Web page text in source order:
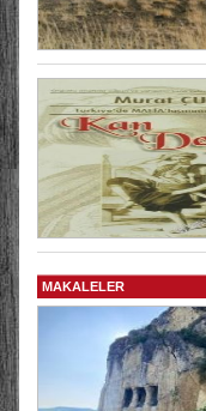
MAKALELER